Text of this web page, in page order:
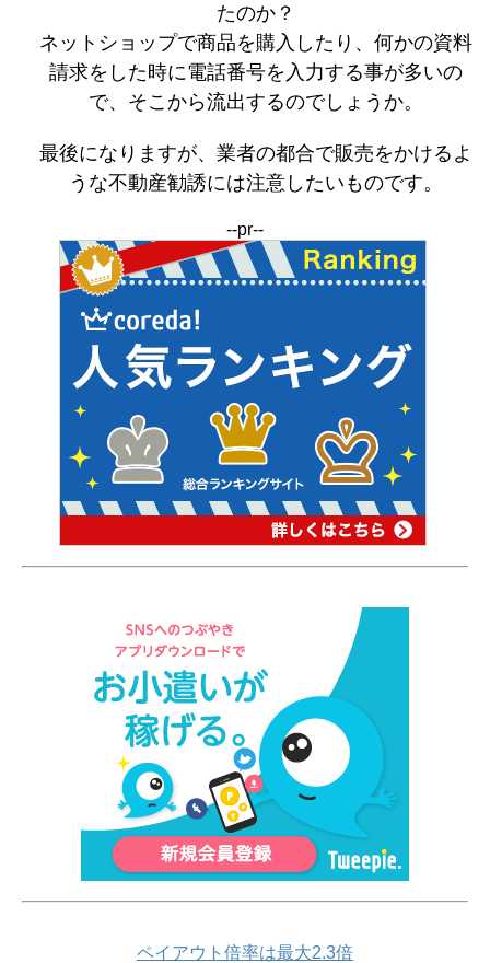
たのか？
ネットショップで商品を購入したり、何かの資料
請求をした時に電話番号を入力する事が多いの
で、そこから流出するのでしょうか。
最後になりますが、業者の都合で販売をかけるよ
うな不動産勧誘には注意したいものです。
--pr--
ペイアウト倍率は最大2.3倍